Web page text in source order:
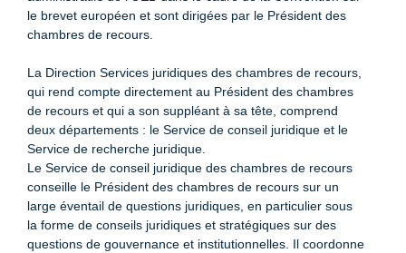
le brevet européen et sont dirigées par le Président des
chambres de recours.
La Direction Services juridiques des chambres de recours,
qui rend compte directement au Président des chambres
de recours et qui a son suppléant à sa tête, comprend
deux départements : le Service de conseil juridique et le
Service de recherche juridique.
Le Service de conseil juridique des chambres de recours
conseille le Président des chambres de recours sur un
large éventail de questions juridiques, en particulier sous
la forme de conseils juridiques et stratégiques sur des
questions de gouvernance et institutionnelles. Il coordonne